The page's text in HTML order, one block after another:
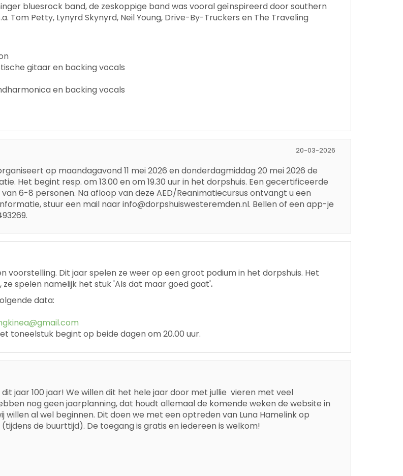
bluesrock band, de zeskoppige band was vooral geïnspireerd door southern
Tom Petty, Lynyrd Skynyrd, Neil Young, Drive-By-Truckers en The Traveling
gitaar en backing vocals
en backing vocals
20-03-2026
op maandagavond 11 mei 2026 en donderdagmiddag 20 mei 2026 de
Het begint resp. om 13.00 en om 19.30 uur in het dorpshuis. Een gecertificeerde
6-8 personen. Na afloop van deze AED/Reanimatiecursus ontvangt u een
stuur een mail naar info@dorpshuiswesteremden.nl. Bellen of een app-je
voorstelling. Dit jaar spelen ze weer op een groot podium in het dorpshuis. Het
spelen namelijk het stuk 'Als dat maar goed gaat'.
data:
toneelstuk begint op beide dagen om 20.00 uur.
jaar 100 jaar! We willen dit het hele jaar door met jullie vieren met veel
nog geen jaarplanning, dat houdt allemaal de komende weken de website in
willen al wel beginnen. Dit doen we met een optreden van Luna Hamelink op
de buurttijd). De toegang is gratis en iedereen is welkom!